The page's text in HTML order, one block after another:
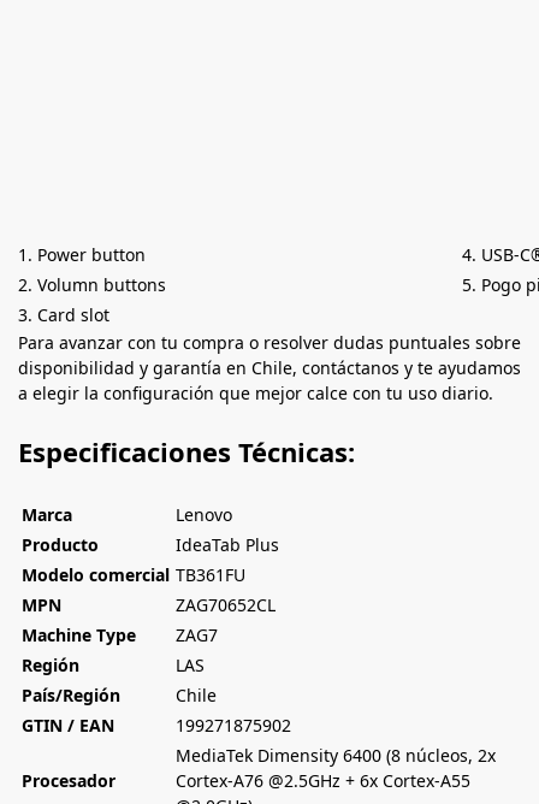
1. Power button
4. USB-
2. Volumn buttons
5. Pogo
3. Card slot
Para avanzar con tu compra o resolver dudas puntuales sobre
disponibilidad y garantía en Chile, contáctanos y te ayudamos
a elegir la configuración que mejor calce con tu uso diario.
Especificaciones Técnicas:
Marca
Lenovo
Producto
IdeaTab Plus
Modelo comercial TB361FU
MPN
ZAG70652CL
Machine Type
ZAG7
Región
LAS
País/Región
Chile
GTIN / EAN
199271875902
Procesador
MediaTek Dimensity 6400 (8 núcleos, 2x
Cortex-A76 @2.5GHz + 6x Cortex-A55